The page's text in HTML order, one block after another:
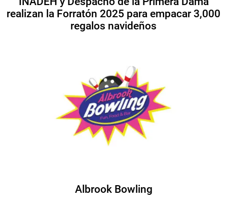
realizan la Forratón 2025 para empacar 3,000
regalos navideños
Albrook Bowling